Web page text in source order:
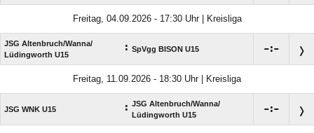
Freitag, 04.09.2026 - 17:30 Uhr | Kreisliga
JSG Altenbruch/​Wanna/​
Lüdingworth U15
: SpVgg BISON U15 :
Freitag, 11.09.2026 - 18:30 Uhr | Kreisliga
JSG WNK U15 : JSG Altenbruch/​Wanna/​
Lüdingworth U15
: